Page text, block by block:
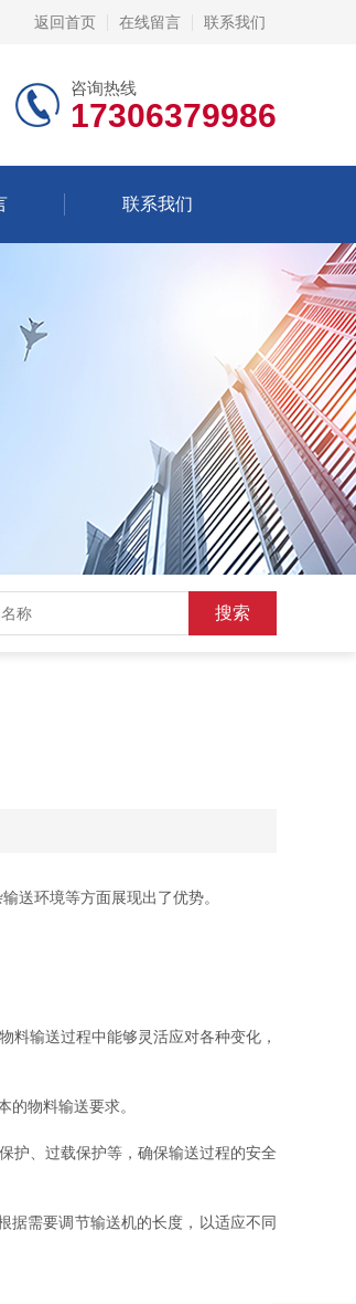
返回首页 在线留言 联系我们
咨询热线
17306379986
联系我们
送环境等方面展现出了优势。
输送过程中能够灵活应对各种变化，
物料输送要求。
、过载保护等，确保输送过程的安全
需要调节输送机的长度，以适应不同